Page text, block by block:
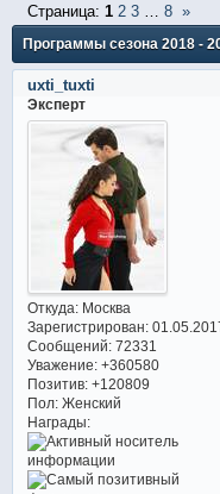
Программы сезона 2018 -
Страница: 1 2 3 8 »
uxti_tuxti
Эксперт
Откуда:Москва
Зарегистрирован:
Сообщений:72331
Уважение: +360580
Позитив: +120809
Пол:Женский
Награды: